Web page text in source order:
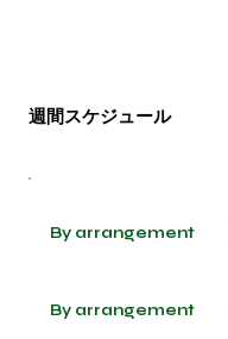
週間スケジュール
By arrangement
By arrangement